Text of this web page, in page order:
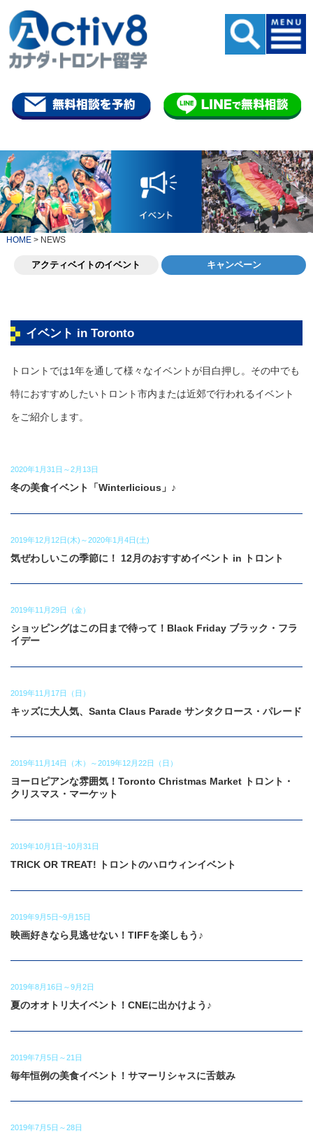
HOME> NEWS
アクティベイトのイベント キャンペーン
イベント in Toronto
トロントでは1年を通して様々なイベントが目白押し。その中でも
特におすすめしたいトロント市内または近郊で行われるイベント
をご紹介します。
2020年1月31日～2月13日
冬の美食イベント「Winterlicious」♪
2019年12月12日(木)～2020年1月4日(土)
気ぜわしいこの季節に！ 12月のおすすめイベント in トロント
2019年11月29日（金）
ショッピングはこの日まで待って！Black Friday ブラック・フラ
イデー
2019年11月17日（日）
キッズに大人気、Santa Claus Parade サンタクロース・パレード
2019年11月14日（木）～2019年12月22日（日）
ヨーロピアンな雰囲気！Toronto Christmas Market トロント・
クリスマス・マーケット
2019年10月1日~10月31日
TRICK OR TREAT! トロントのハロウィンイベント
2019年9月5日~9月15日
映画好きなら見逃せない！TIFFを楽しもう♪
2019年8月16日～9月2日
夏のオオトリ大イベント！CNEに出かけよう♪
2019年7月5日～21日
毎年恒例の美食イベント！サマーリシャスに舌鼓み
2019年7月5日～28日